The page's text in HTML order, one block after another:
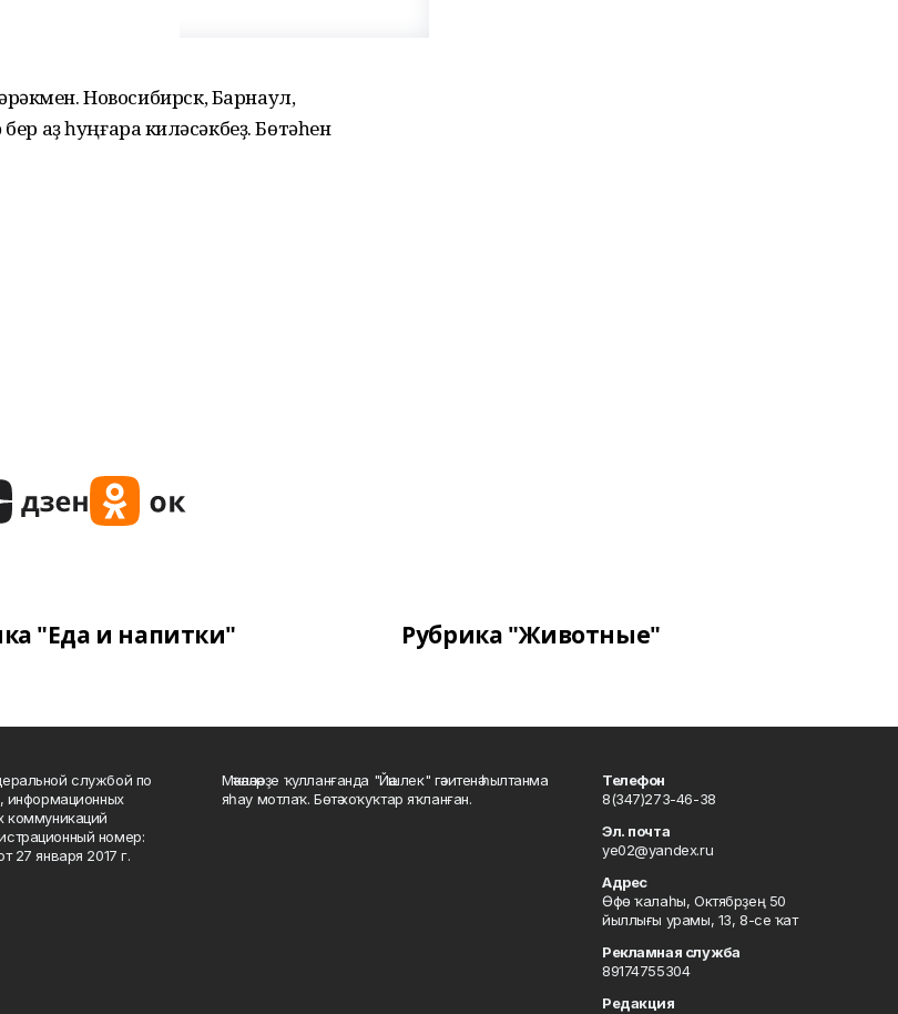
Новосибирск, Барнаул,
аҙ һуңғараҡ киләсәкбеҙ. Бөтәһен
"Еда и напитки" Рубрика "Животные"
службой по
информационных
коммуникаций
номер:
27 января 2017 г.
Мәҡәләләрҙе ҡулланғанда "Йәшлек" гәзитенә һылтанма
яһау мотлаҡ. Бөтә хоҡуҡтар яҡланған.
Телефон
8(347)273-46-38
Эл. почта
ye02@yandex.ru
Адрес
Өфө ҡалаһы, Октябрҙең 50
йыллығы урамы, 13, 8-се ҡат
Рекламная служба
89174755304
Редакция